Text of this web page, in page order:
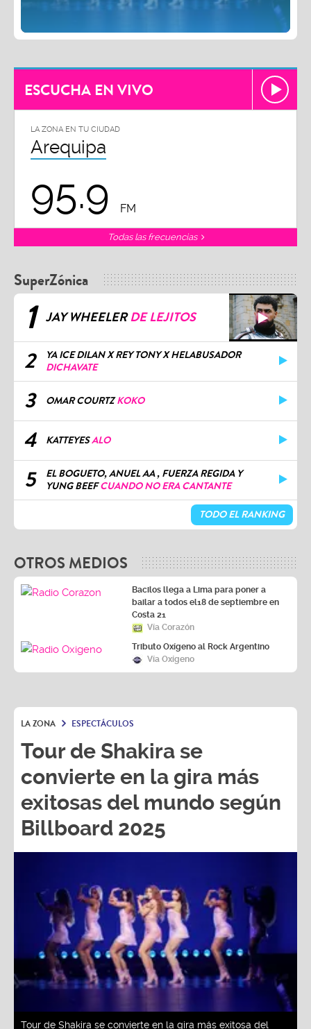
ESCUCHA EN VIVO
LA ZONA EN TU CIUDAD
Arequipa
95.9 FM
Todas las frecuencias
SuperZónica
1 JAY WHEELERDE LEJITOS
2
YA ICE DILAN X REY TONY X HELABUSADOR
DICHAVATE
3 OMAR COURTZKOKO
4 KATTEYESALO
5
EL BOGUETO, ANUEL AA , FUERZA REGIDA Y
YUNG BEEFCUANDO NO ERA CANTANTE
TODO EL RANKING
OTROS MEDIOS
Bacilos llega a Lima para poner a
bailar a todos el18 de septiembre en
Costa 21
Vía Corazón
Tributo Oxígeno al Rock Argentino
Vía Oxígeno
LA ZONA ESPECTÁCULOS
Tour de Shakira se
convierte en la gira más
exitosas del mundo según
Billboard 2025
Tour de Shakira se convierte en la gira más exitosa del